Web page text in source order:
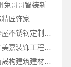
昆山全案设计大平层快速施工 苏州兔哥哥智装新材料
匠饰家
家门口室内装修免费量房，浙江宜美嘉装饰工程有限公司上门服务
安宁重钢建房终身维保承诺，云南晟构建筑建材有限公司保障